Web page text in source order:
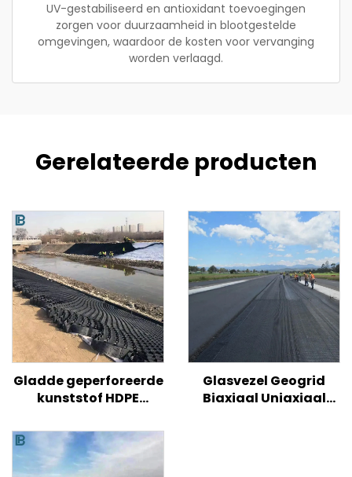
UV-gestabiliseerd en antioxidant toevoegingen
zorgen voor duurzaamheid in blootgestelde
omgevingen, waardoor de kosten voor vervanging
worden verlaagd.
Gerelateerde producten
Gladde geperforeerde
kunststof HDPE
versterken van
wegen/heuvels/hellingen
Glasvezel Geogrid
Biaxiaal Uniaxiaal